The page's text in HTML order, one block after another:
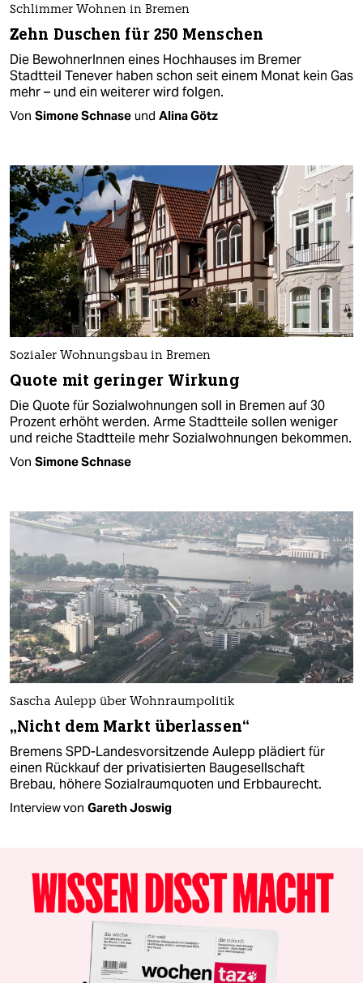
Schlimmer Wohnen in Bremen
Zehn Duschen für 250 Menschen
Die BewohnerInnen eines Hochhauses im Bremer
Stadtteil Tenever haben schon seit einem Monat kein Gas
mehr – und ein weiterer wird folgen.
Von Simone Schnase und Alina Götz
Sozialer Wohnungsbau in Bremen
Quote mit geringer Wirkung
Die Quote für Sozialwohnungen soll in Bremen auf 30
Prozent erhöht werden. Arme Stadtteile sollen weniger
und reiche Stadtteile mehr Sozialwohnungen bekommen.
Von Simone Schnase
Sascha Aulepp über Wohnraumpolitik
„Nicht dem Markt überlassen“
Bremens SPD-Landesvorsitzende Aulepp plädiert für
einen Rückkauf der privatisierten Baugesellschaft
Brebau, höhere Sozialraumquoten und Erbbaurecht.
Interview von Gareth Joswig